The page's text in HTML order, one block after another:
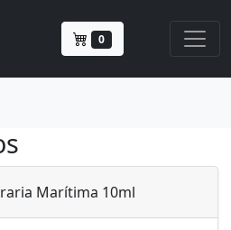
0
Marítima 10ml